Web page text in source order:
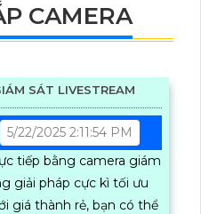
CAMERA
SÁT LIVESTREAM
5/22/2025 2:11:54 PM
tiếp bằng camera giám
giải pháp cực kì tối ưu
giá thành rẻ, bạn có thể